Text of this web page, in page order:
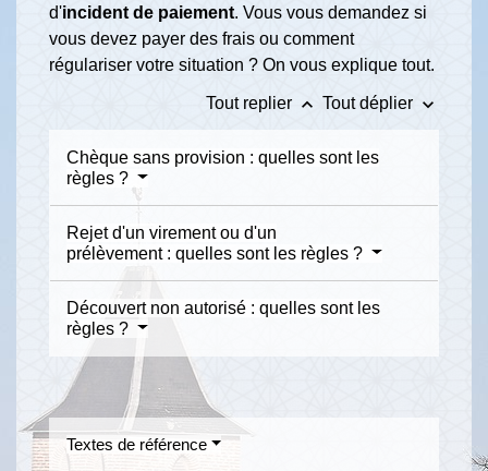
d'incident de paiement. Vous vous demandez si
vous devez payer des frais ou comment
régulariser votre situation ? On vous explique tout.
Tout replier keyboard_arrow_up Tout déplier keyboard_arrow_down
Chèque sans provision : quelles sont les
règles ?
Rejet d'un virement ou d'un
prélèvement : quelles sont les règles ?
Découvert non autorisé : quelles sont les
règles ?
Textes de référence